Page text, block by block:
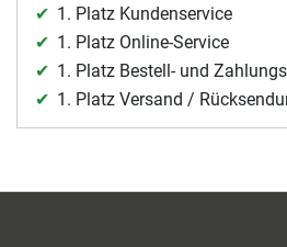
1. Platz Kundenservice
1. Platz Online-Service
1. Platz Bestell- und
1. Platz Versand /